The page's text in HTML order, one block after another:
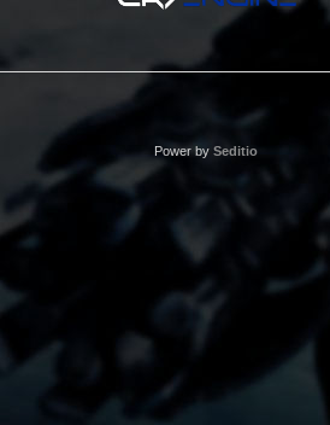
Power by Seditio